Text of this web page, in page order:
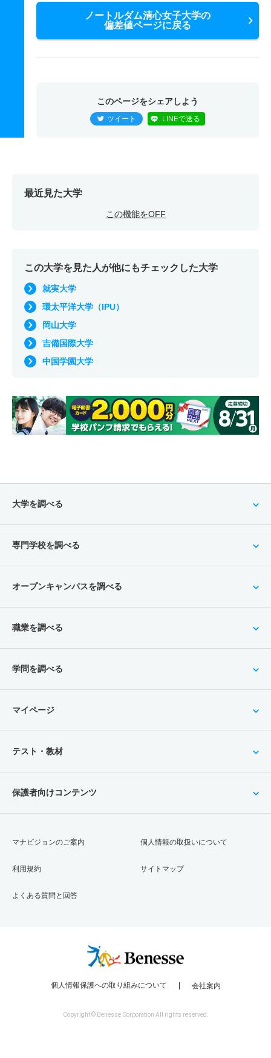
ノートルダム清心女子大学の
偏差値ページに戻る
このページをシェアしよう
ツイート LINEで送る
最近見た大学
この機能をOFF
この大学を見た人が他にもチェックした大学
就実大学
環太平洋大学（IPU）
岡山大学
吉備国際大学
中国学園大学
大学を調べる
専門学校を調べる
オープンキャンパスを調べる
職業を調べる
学問を調べる
マイページ
テスト・教材
保護者向けコンテンツ
マナビジョンのご案内
利用規約
よくある質問と回答
個人情報の取扱いについて
サイトマップ
個人情報保護への取り組みについて 会社案内
Copyright © Benesse Corporation All rights reserved.